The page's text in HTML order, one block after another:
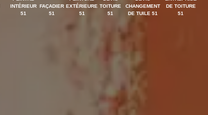
INTÉRIEUR
51
FAÇADIER
51
EXTÉRIEURE
51
TOITURE
51
CHANGEMENT
DE TUILE 51
DE TOITURE
51